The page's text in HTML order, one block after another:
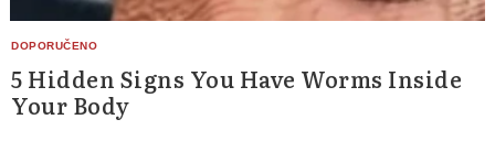
5 Hidden Signs You Have Worms Inside
Your Body